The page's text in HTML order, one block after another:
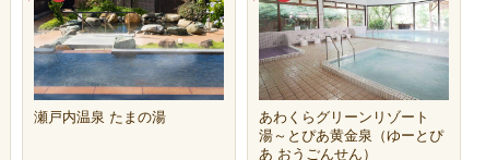
瀬戸内温泉 たまの湯
あわくらグリーンリゾート
湯～とぴあ黄金泉（ゆーとぴ
あ おうごんせん）